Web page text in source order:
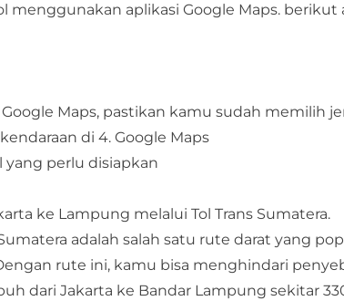
menggunakan aplikasi Google Maps. berikut
Maps, pastikan kamu sudah memilih
di 4. Google Maps
yang perlu disiapkan
ke Lampung melalui Tol Trans Sumatera.
adalah salah satu rute darat yang
rute ini, kamu bisa menghindari
dari Jakarta ke Bandar Lampung sekitar